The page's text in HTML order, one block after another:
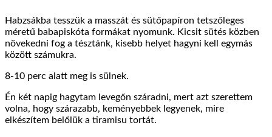
Habzsákba tesszük a masszát és sütőpapíron tetszőleges
méretű babapiskóta formákat nyomunk. Kicsit sütés közben
növekedni fog a tésztánk, kisebb helyet hagyni kell egymás
között számukra.
8-10 perc alatt meg is sülnek.
Én két napig hagytam levegőn száradni, mert azt szerettem
volna, hogy szárazabb, keményebbek legyenek, mire
elkészítem belőlük a tiramisu tortát.